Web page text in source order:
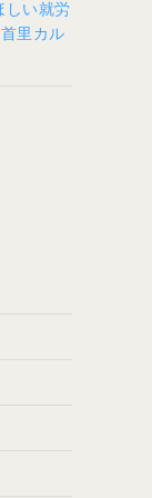
しい就労
里カル